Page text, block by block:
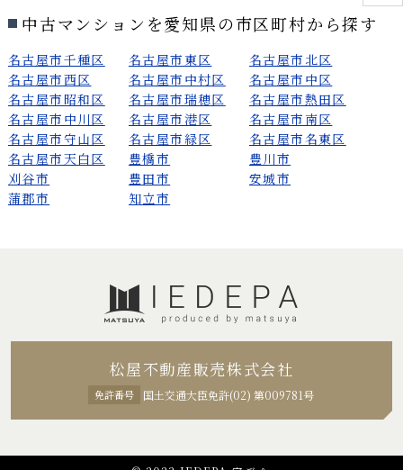
中古マンションを愛知県の市区町村から探す
名古屋市千種区 名古屋市東区
名古屋市北区
名古屋市西区
名古屋市中村区
名古屋市中区
名古屋市昭和区
名古屋市瑞穂区
名古屋市熱田区
名古屋市中川区
名古屋市港区
名古屋市南区
名古屋市守山区
名古屋市緑区
名古屋市名東区
名古屋市天白区
豊橋市
豊川市
刈谷市
豊田市
安城市
蒲郡市
知立市
松屋不動産販売株式会社
免許番号 国土交通大臣免許(02) 第009781号